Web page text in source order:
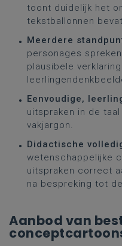
toont duidelijk het
tekstballonnen
Meerdere
personages
plausibele
Eenvoudige,
uitspraken in de
vakjargon.
Didactische
wetenschappelijke
uitspraken correct
na bespreking tot
Aanbod van